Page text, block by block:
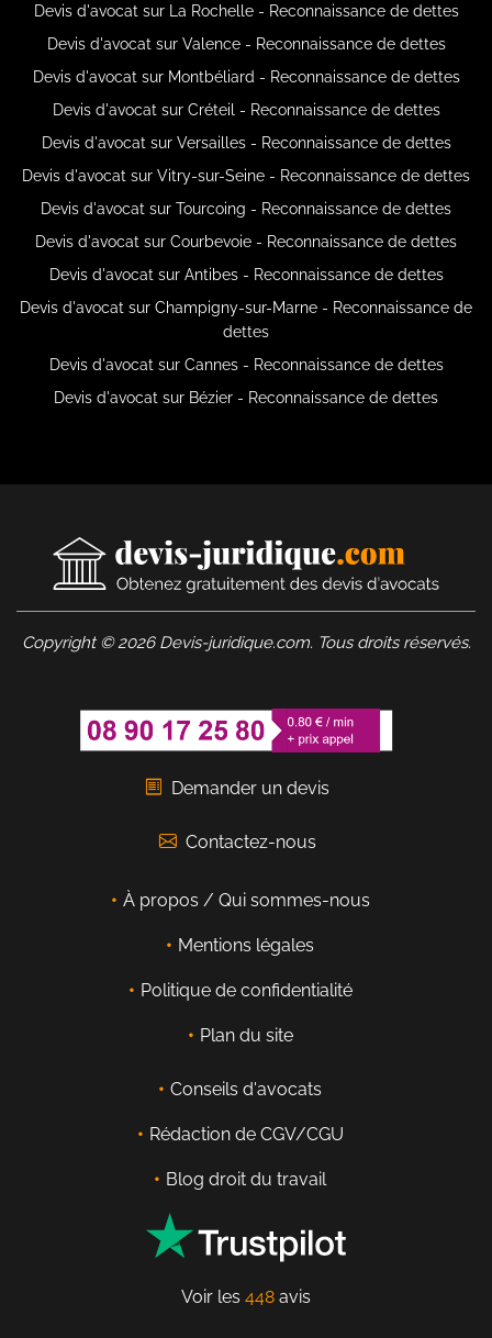
Devis d'avocat sur La Rochelle - Reconnaissance de dettes
Devis d'avocat sur Valence - Reconnaissance de dettes
Devis d'avocat sur Montbéliard - Reconnaissance de dettes
Devis d'avocat sur Créteil - Reconnaissance de dettes
Devis d'avocat sur Versailles - Reconnaissance de dettes
Devis d'avocat sur Vitry-sur-Seine - Reconnaissance de dettes
Devis d'avocat sur Tourcoing - Reconnaissance de dettes
Devis d'avocat sur Courbevoie - Reconnaissance de dettes
Devis d'avocat sur Antibes - Reconnaissance de dettes
Devis d'avocat sur Champigny-sur-Marne - Reconnaissance de
dettes
Devis d'avocat sur Cannes - Reconnaissance de dettes
Devis d'avocat sur Bézier - Reconnaissance de dettes
Copyright © 2026 Devis-juridique.com. Tous droits réservés.
Demander un devis
Contactez-nous
À propos / Qui sommes-nous
Mentions légales
Politique de confidentialité
Plan du site
Conseils d'avocats
Rédaction de CGV/CGU
Blog droit du travail
Voir les 448 avis